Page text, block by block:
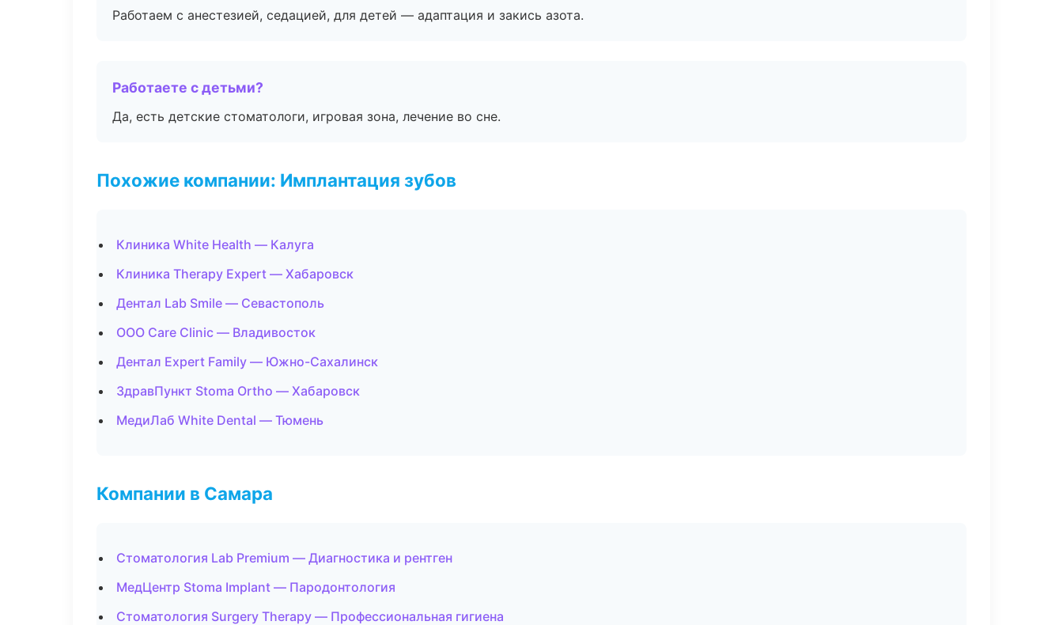
Работаем с анестезией, седацией, для детей — адаптация и закись азота.
Работаете с детьми?
Да, есть детские стоматологи, игровая зона, лечение во сне.
Похожие компании: Имплантация зубов
Клиника White Health — Калуга
Клиника Therapy Expert — Хабаровск
Дентал Lab Smile — Севастополь
ООО Care Clinic — Владивосток
Дентал Expert Family — Южно-Сахалинск
ЗдравПункт Stoma Ortho — Хабаровск
МедиЛаб White Dental — Тюмень
Компании в Самара
Стоматология Lab Premium — Диагностика и рентген
МедЦентр Stoma Implant — Пародонтология
Стоматология Surgery Therapy — Профессиональная гигиена